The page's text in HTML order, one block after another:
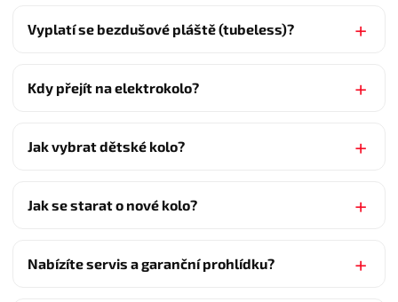
Vyplatí se bezdušové pláště (tubeless)?
Kdy přejít na elektrokolo?
Jak vybrat dětské kolo?
Jak se starat o nové kolo?
Nabízíte servis a garanční prohlídku?